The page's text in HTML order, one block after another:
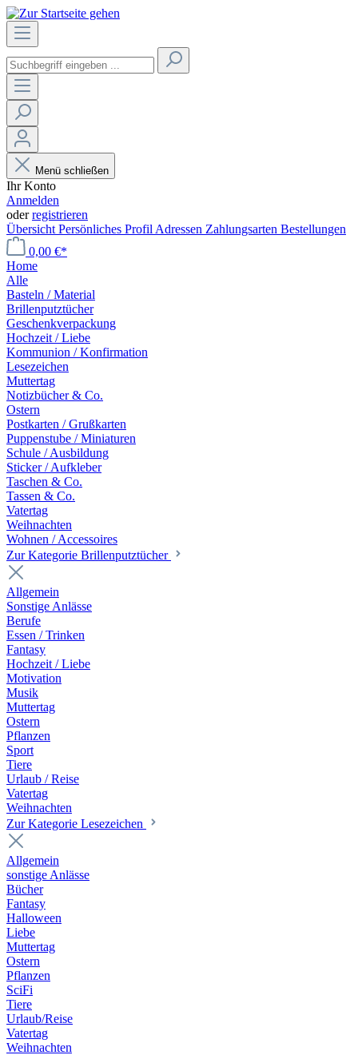
Menü schließen
Ihr Konto
Anmelden
oderregistrieren
Übersicht Persönliches Profil Adressen Zahlungsarten Bestellungen
0,00 €*
Home
Alle
Basteln / Material
Brillenputztücher
Geschenkverpackung
Hochzeit / Liebe
Kommunion / Konfirmation
Lesezeichen
Muttertag
Notizbücher & Co.
Ostern
Postkarten / Grußkarten
Puppenstube / Miniaturen
Schule / Ausbildung
Sticker / Aufkleber
Taschen & Co.
Tassen & Co.
Vatertag
Weihnachten
Wohnen / Accessoires
Zur Kategorie Brillenputztücher
Allgemein
Sonstige Anlässe
Berufe
Essen / Trinken
Fantasy
Hochzeit / Liebe
Motivation
Musik
Muttertag
Ostern
Pflanzen
Sport
Tiere
Urlaub / Reise
Vatertag
Weihnachten
Zur Kategorie Lesezeichen
Allgemein
sonstige Anlässe
Bücher
Fantasy
Halloween
Liebe
Muttertag
Ostern
Pflanzen
SciFi
Tiere
Urlaub/Reise
Vatertag
Weihnachten